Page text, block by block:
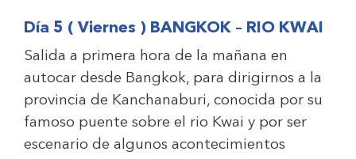
Día 5 ( Viernes ) BANGKOK – RIO KWAI
Salida a primera hora de la mañana en
autocar desde Bangkok, para dirigirnos a la
provincia de Kanchanaburi, conocida por su
famoso puente sobre el rio Kwai y por ser
escenario de algunos acontecimientos